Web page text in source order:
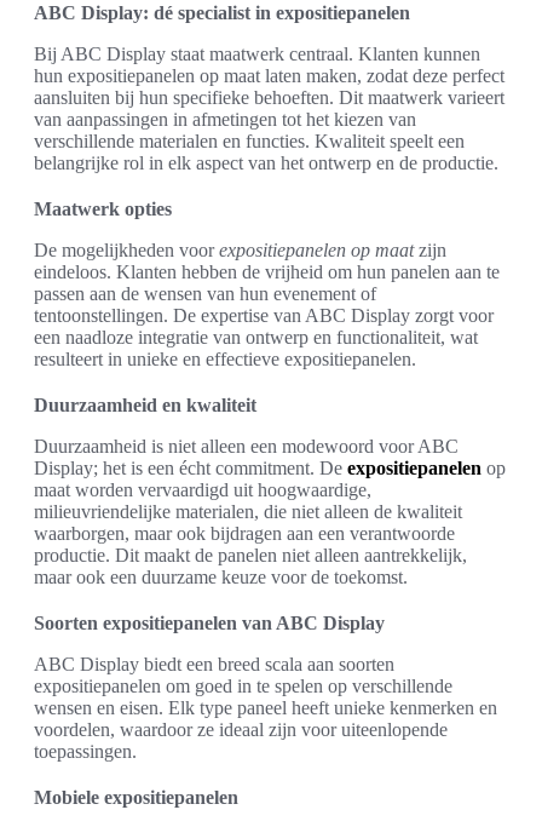
ABC Display: dé specialist in expositiepanelen
Bij ABC Display staat maatwerk centraal. Klanten kunnen
hun expositiepanelen op maat laten maken, zodat deze perfect
aansluiten bij hun specifieke behoeften. Dit maatwerk varieert
van aanpassingen in afmetingen tot het kiezen van
verschillende materialen en functies. Kwaliteit speelt een
belangrijke rol in elk aspect van het ontwerp en de productie.
Maatwerk opties
De mogelijkheden voorexpositiepanelen op maatzijn
eindeloos. Klanten hebben de vrijheid om hun panelen aan te
passen aan de wensen van hun evenement of
tentoonstellingen. De expertise van ABC Display zorgt voor
een naadloze integratie van ontwerp en functionaliteit, wat
resulteert in unieke en effectieve expositiepanelen.
Duurzaamheid en kwaliteit
Duurzaamheid is niet alleen een modewoord voor ABC
Display; het is een écht commitment. De expositiepanelen op
maat worden vervaardigd uit hoogwaardige,
milieuvriendelijke materialen, die niet alleen de kwaliteit
waarborgen, maar ook bijdragen aan een verantwoorde
productie. Dit maakt de panelen niet alleen aantrekkelijk,
maar ook een duurzame keuze voor de toekomst.
Soorten expositiepanelen van ABC Display
ABC Display biedt een breed scala aan soorten
expositiepanelen om goed in te spelen op verschillende
wensen en eisen. Elk type paneel heeft unieke kenmerken en
voordelen, waardoor ze ideaal zijn voor uiteenlopende
toepassingen.
Mobiele expositiepanelen